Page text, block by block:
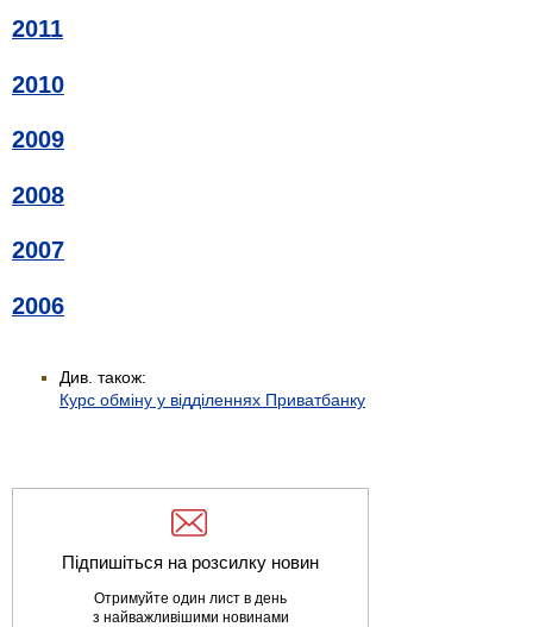
2011
2010
2009
2008
2007
2006
Див. також:
Курс обміну у відділеннях Приватбанку
Підпишіться на розсилку новин
Отримуйте один лист в день
з найважливішими новинами